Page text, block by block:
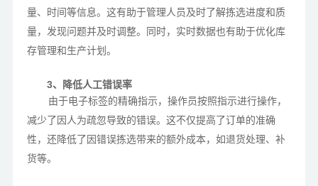
量、时间等信息。这有助于管理人员及时了解拣选进度和质
量，发现问题并及时调整。同时，实时数据也有助于优化库
存管理和生产计划。
3、降低人工错误率
由于电子标签的精确指示，操作员按照指示进行操作，
减少了因人为疏忽导致的错误。这不仅提高了订单的准确
性，还降低了因错误拣选带来的额外成本，如退货处理、补
货等。